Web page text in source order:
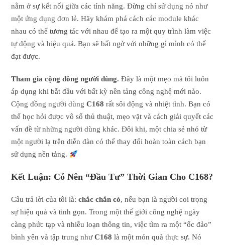
nằm ở sự kết nối giữa các tính năng. Đừng chỉ sử dụng nó như
một ứng dụng đơn lẻ. Hãy khám phá cách các module khác
nhau có thể tương tác với nhau để tạo ra một quy trình làm việc
tự động và hiệu quả. Bạn sẽ bất ngờ với những gì mình có thể
đạt được.
Tham gia cộng đồng người dùng. Đây là một mẹo mà tôi luôn
áp dụng khi bắt đầu với bất kỳ nền tảng công nghệ mới nào.
Cộng đồng người dùngC168 rất sôi động và nhiệt tình. Bạn có
thể học hỏi được vô số thủ thuật, mẹo vặt và cách giải quyết các
vấn đề từ những người dùng khác. Đôi khi, một chia sẻ nhỏ từ
một người lạ trên diễn đàn có thể thay đổi hoàn toàn cách bạn
sử dụng nền tảng.
Kết Luận: Có Nên “Đầu Tư” Thời Gian Cho C168?
Câu trả lời của tôi là:chắc chắn có, nếu bạn là người coi trọng
sự hiệu quả và tinh gọn. Trong một thế giới công nghệ ngày
càng phức tạp và nhiễu loạn thông tin, việc tìm ra một “ốc đảo”
bình yên và tập trung nhưC168 là một món quà thực sự. Nó